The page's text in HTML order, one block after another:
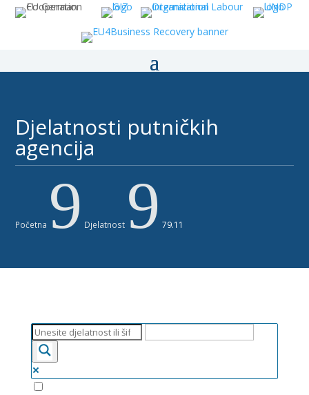
Djelatnosti putničkih
agencija​​​
Početna 9 Djelatnost 9 79.11